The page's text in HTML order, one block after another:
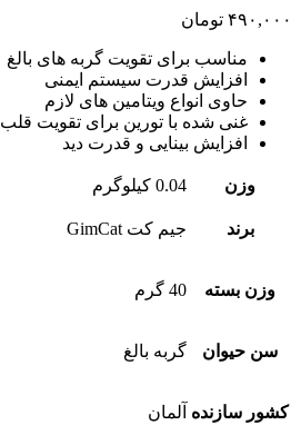
۴۹۰,۰۰۰ تومان
مناسب برای تقویت گربه های بالغ
افزایش قدرت سیستم ایمنی
حاوی انواع ویتامین های لازم
غنی شده با تورین برای تقویت قلب
افزایش بینایی و قدرت دید
وزن 0.04 کیلوگرم
برند جیم کت GimCat
وزن بسته 40 گرم
سن حیوان گربه بالغ
کشور سازنده آلمان